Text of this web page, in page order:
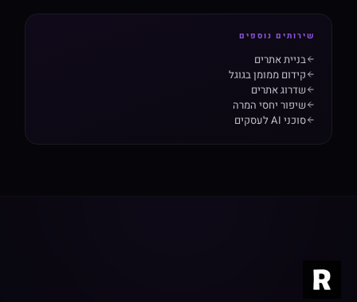
שירותים נוספים
בניית אתרים
קידום ממומן בגוגל
שדרוג אתרים
שיפור יחסי המרה
סוכני AI לעסקים